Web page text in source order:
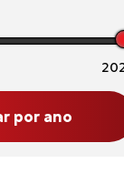
por ano